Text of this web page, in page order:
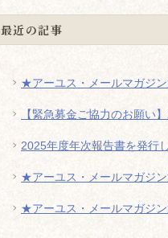
最近の記事
★アーユス・メールマガジ
【緊急募金ご協力のお願い
2025年度年次報告書を発行
★アーユス・メールマガジ
★アーユス・メールマガジ